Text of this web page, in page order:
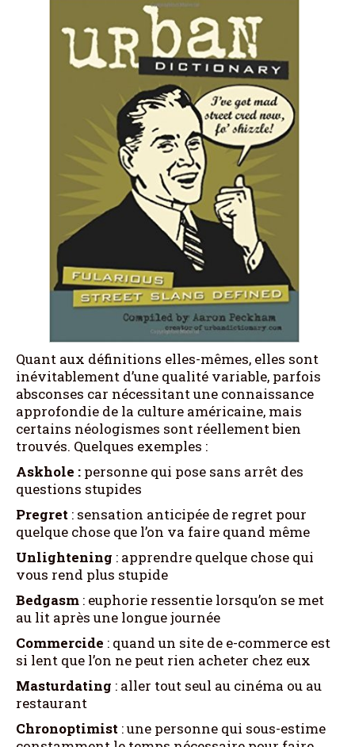
Quant aux définitions elles-mêmes, elles sont
inévitablement d’une qualité variable, parfois
absconses car nécessitant une connaissance
approfondie de la culture américaine, mais
certains néologismes sont réellement bien
trouvés. Quelques exemples :
Askhole : personne qui pose sans arrêt des
questions stupides
Pregret : sensation anticipée de regret pour
quelque chose que l’on va faire quand même
Unlightening : apprendre quelque chose qui
vous rend plus stupide
Bedgasm : euphorie ressentie lorsqu’on se met
au lit après une longue journée
Commercide : quand un site de e-commerce est
si lent que l’on ne peut rien acheter chez eux
Masturdating : aller tout seul au cinéma ou au
restaurant
Chronoptimist : une personne qui sous-estime